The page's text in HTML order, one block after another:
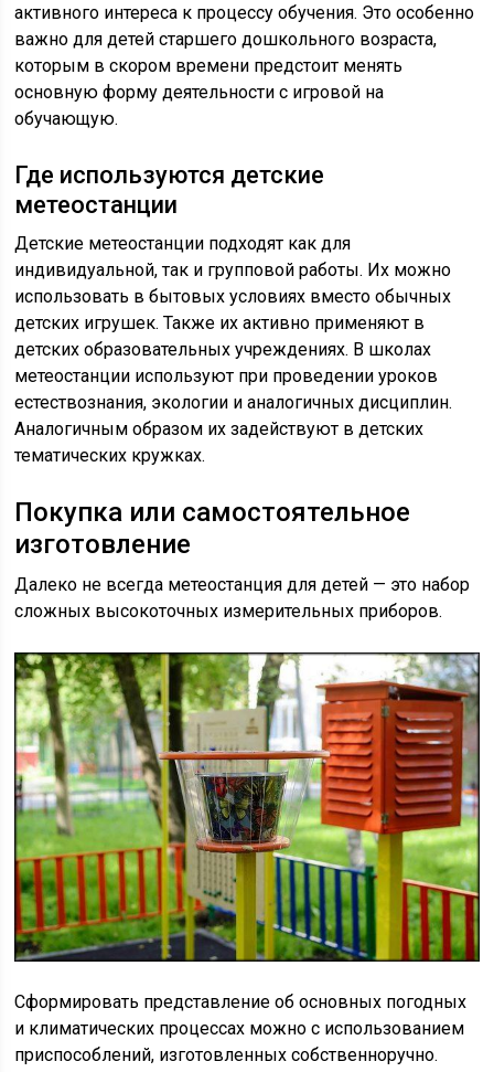
активного интереса к процессу обучения. Это особенно
важно для детей старшего дошкольного возраста,
которым в скором времени предстоит менять
основную форму деятельности с игровой на
обучающую.
Где используются детские
метеостанции
Детские метеостанции подходят как для
индивидуальной, так и групповой работы. Их можно
использовать в бытовых условиях вместо обычных
детских игрушек. Также их активно применяют в
детских образовательных учреждениях. В школах
метеостанции используют при проведении уроков
естествознания, экологии и аналогичных дисциплин.
Аналогичным образом их задействуют в детских
тематических кружках.
Покупка или самостоятельное
изготовление
Далеко не всегда метеостанция для детей — это набор
сложных высокоточных измерительных приборов.
Сформировать представление об основных погодных
и климатических процессах можно с использованием
приспособлений, изготовленных собственноручно.